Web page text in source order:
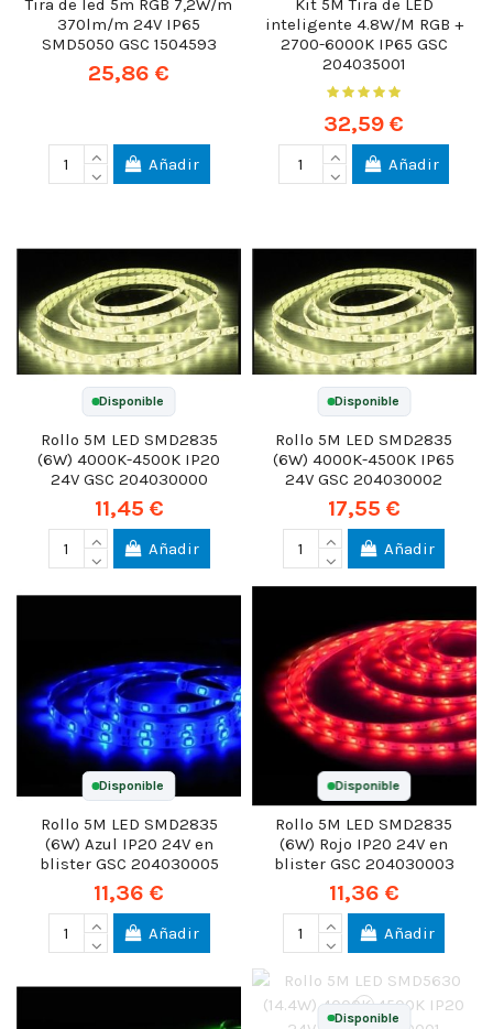
Tira de led 5m RGB 7,2W/m
370lm/m 24V IP65
SMD5050 GSC 1504593
25,86 €
Añadir
Kit 5M Tira de LED
inteligente 4.8W/M RGB +
2700-6000K IP65 GSC
204035001
32,59 €
Añadir
Disponible
Rollo 5M LED SMD2835
(6W) 4000K-4500K IP20
24V GSC 204030000
11,45 €
Añadir
Disponible
Rollo 5M LED SMD2835
(6W) 4000K-4500K IP65
24V GSC 204030002
17,55 €
Añadir
Disponible
Rollo 5M LED SMD2835
(6W) Azul IP20 24V en
blister GSC 204030005
11,36 €
Añadir
Disponible
Rollo 5M LED SMD2835
(6W) Rojo IP20 24V en
blister GSC 204030003
11,36 €
Añadir
Disponible